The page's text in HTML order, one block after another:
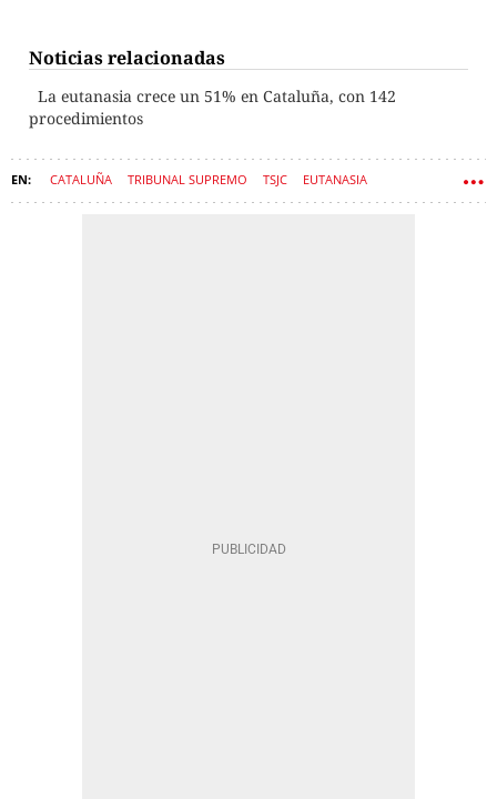
Noticias relacionadas
La eutanasia crece un 51% en Cataluña, con 142
procedimientos
CATALUÑA TRIBUNAL SUPREMO TSJC EUTANASIA